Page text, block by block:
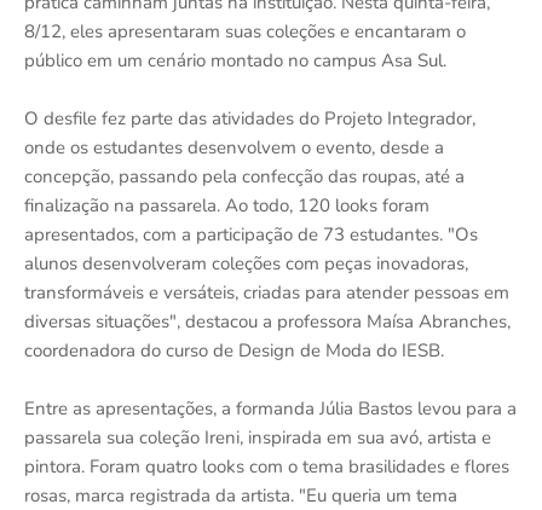
8/12, eles apresentaram suas coleções e encantaram o
público em um cenário montado no campus Asa Sul.
O desfile fez parte das atividades do Projeto Integrador,
onde os estudantes desenvolvem o evento, desde a
concepção, passando pela confecção das roupas, até a
finalização na passarela. Ao todo, 120 looks foram
apresentados, com a participação de 73 estudantes. "Os
alunos desenvolveram coleções com peças inovadoras,
transformáveis e versáteis, criadas para atender pessoas em
diversas situações", destacou a professora Maísa Abranches,
coordenadora do curso de Design de Moda do IESB.
Entre as apresentações, a formanda Júlia Bastos levou para a
passarela sua coleção Ireni, inspirada em sua avó, artista e
pintora. Foram quatro looks com o tema brasilidades e flores
rosas, marca registrada da artista. "Eu queria um tema